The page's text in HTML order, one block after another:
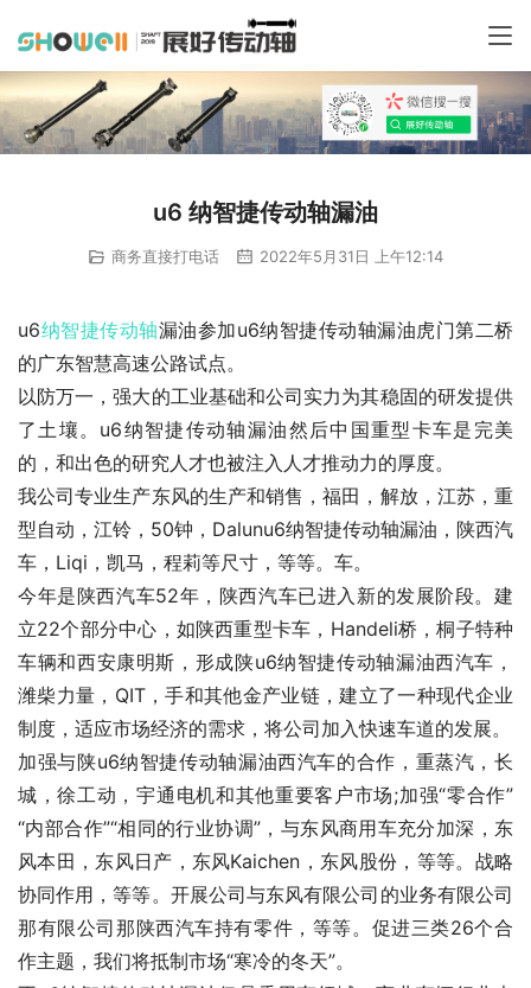
u6 纳智捷传动轴漏油
商务直接打电话 2022年5月31日 上午12:14
u6纳智捷传动轴漏油参加u6纳智捷传动轴漏油虎门第二桥
的广东智慧高速公路试点。
以防万一，强大的工业基础和公司实力为其稳固的研发提供
了土壤。u6纳智捷传动轴漏油然后中国重型卡车是完美
的，和出色的研究人才也被注入人才推动力的厚度。
我公司专业生产东风的生产和销售，福田，解放，江苏，重
型自动，江铃，50钟，Dalunu6纳智捷传动轴漏油，陕西汽
车，Liqi，凯马，程莉等尺寸，等等。车。
今年是陕西汽车52年，陕西汽车已进入新的发展阶段。建
立22个部分中心，如陕西重型卡车，Handeli桥，桐子特种
车辆和西安康明斯，形成陕u6纳智捷传动轴漏油西汽车，
潍柴力量，QIT，手和其他金产业链，建立了一种现代企业
制度，适应市场经济的需求，将公司加入快速车道的发展。
加强与陕u6纳智捷传动轴漏油西汽车的合作，重蒸汽，长
城，徐工动，宇通电机和其他重要客户市场;加强“零合作”
“内部合作”“相同的行业协调”，与东风商用车充分加深，东
风本田，东风日产，东风Kaichen，东风股份，等等。战略
协同作用，等等。开展公司与东风有限公司的业务有限公司
那有限公司那陕西汽车持有零件，等等。促进三类26个合
作主题，我们将抵制市场“寒冷的冬天”。